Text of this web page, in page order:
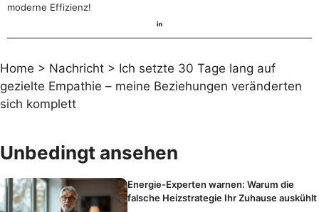
moderne Effizienz!
Home > Nachricht > Ich setzte 30 Tage lang auf
gezielte Empathie – meine Beziehungen veränderten
sich komplett
Unbedingt ansehen
Energie-Experten warnen: Warum die
falsche Heizstrategie Ihr Zuhause auskühlt